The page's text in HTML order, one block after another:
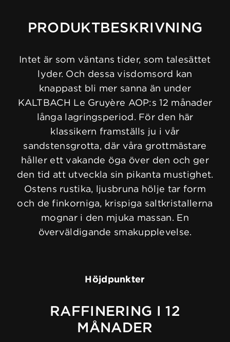
PRODUKTBESKRIVNING
Intet är som väntans tider, som talesättet
lyder. Och dessa visdomsord kan
knappast bli mer sanna än under
KALTBACH Le Gruyère AOP:s 12 månader
långa lagringsperiod. För den här
klassikern framställs ju i vår
sandstensgrotta, där våra grottmästare
håller ett vakande öga över den och ger
den tid att utveckla sin pikanta mustighet.
Ostens rustika, ljusbruna hölje tar form
och de finkorniga, krispiga saltkristallerna
mognar i den mjuka massan. En
överväldigande smakupplevelse.
Höjdpunkter
RAFFINERING I 12
MÅNADER